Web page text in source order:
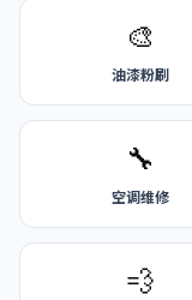
🎨
油漆粉刷
🔧
空调维修
💨